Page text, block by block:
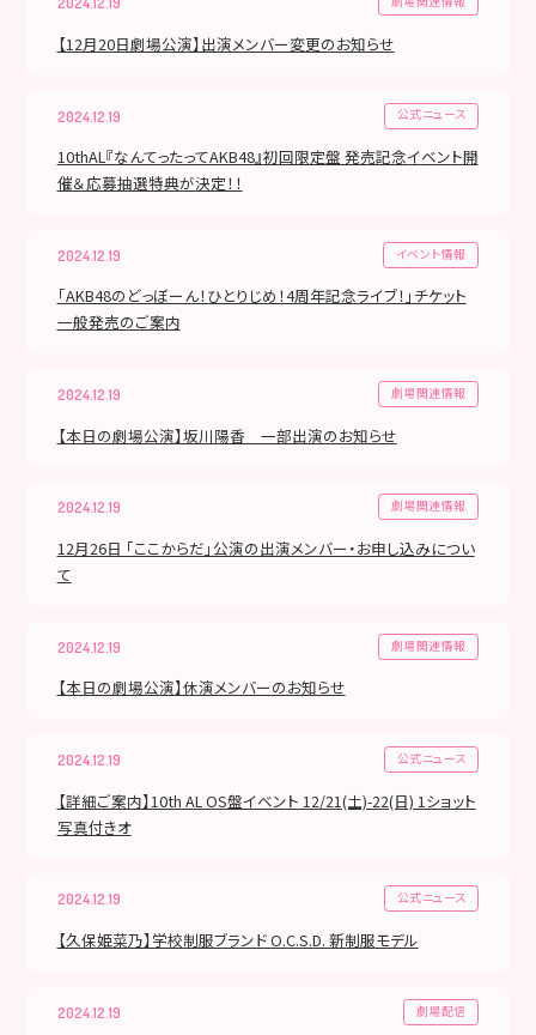
【12月20日劇場公演】出演メンバー変更のお知らせ
2024.12.19 公式ニュース
10thAL『なんてったってAKB48』初回限定盤 発売記念イベント開
催＆応募抽選特典が決定！！
2024.12.19 イベント情報
「AKB48のどっぼーん！ひとりじめ！4周年記念ライブ！」チケット
一般発売のご案内
2024.12.19 劇場関連情報
【本日の劇場公演】坂川陽香 一部出演のお知らせ
2024.12.19 劇場関連情報
12月26日 「ここからだ」公演の出演メンバー・お申し込みについ
て
2024.12.19 劇場関連情報
【本日の劇場公演】休演メンバーのお知らせ
2024.12.19 公式ニュース
【詳細ご案内】10th AL OS盤イベント 12/21(土)-22(日) 1ショット
写真付きオ
2024.12.19 公式ニュース
【久保姫菜乃】学校制服ブランド O.C.S.D. 新制服モデル
2024.12.19 劇場配信